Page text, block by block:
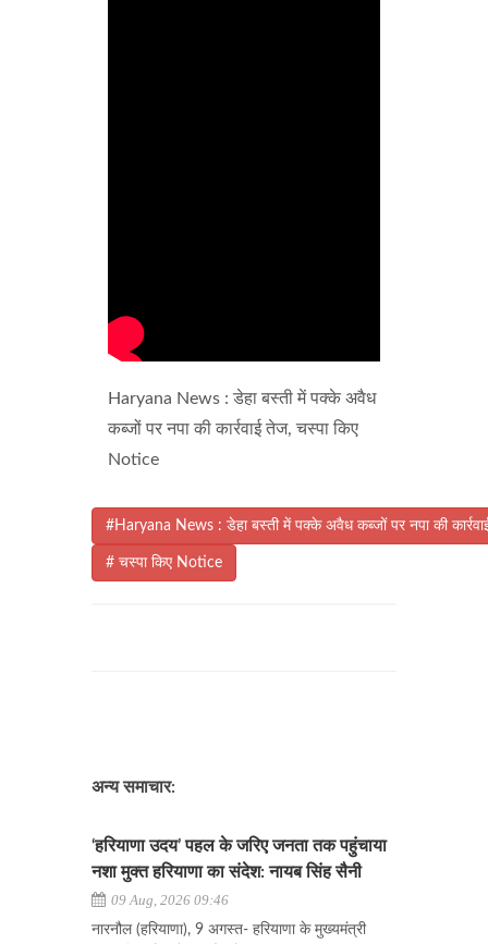
Haryana News : डेहा बस्ती में पक्के अवैध
कब्जों पर नपा की कार्रवाई तेज, चस्पा किए
Notice
#Haryana News : डेहा बस्ती में पक्के अवैध कब्जों पर नपा की
# चस्पा किए Notice
अन्य समाचार:
‘हरियाणा उदय’ पहल के जरिए जनता तक पहुंचाया
नशा मुक्त हरियाणा का संदेश: नायब सिंह सैनी
09 Aug, 2026 09:46
नारनौल (हरियाणा), 9 अगस्त- हरियाणा के मुख्यमंत्री